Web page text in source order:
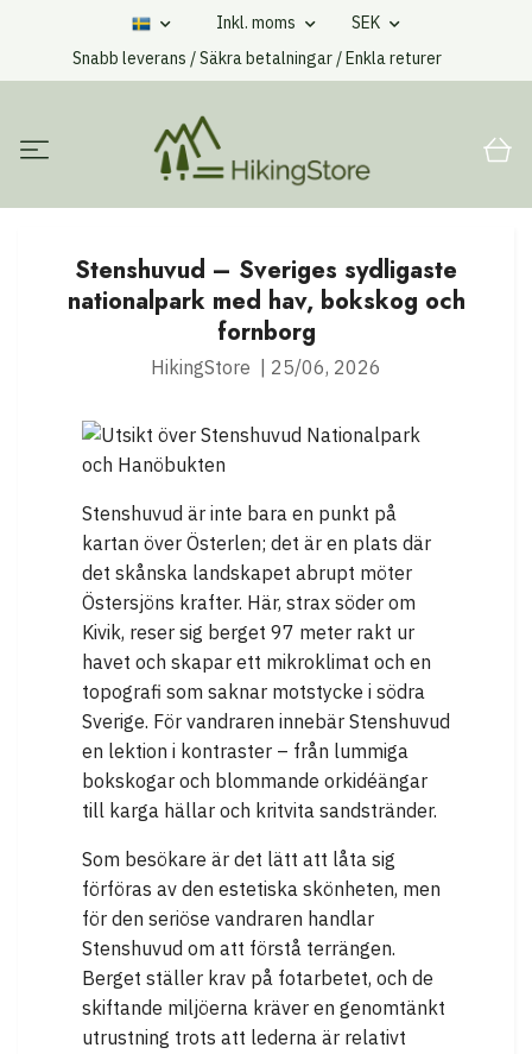
Inkl. moms
SEK
Snabb leverans / Säkra betalningar / Enkla returer
Stenshuvud – Sveriges sydligaste
nationalpark med hav, bokskog och
fornborg
HikingStore 25/06, 2026
Stenshuvud är inte bara en punkt på
kartan över Österlen; det är en plats där
det skånska landskapet abrupt möter
Östersjöns krafter. Här, strax söder om
Kivik, reser sig berget 97 meter rakt ur
havet och skapar ett mikroklimat och en
topografi som saknar motstycke i södra
Sverige. För vandraren innebär Stenshuvud
en lektion i kontraster – från lummiga
bokskogar och blommande orkidéängar
till karga hällar och kritvita sandstränder.
Som besökare är det lätt att låta sig
förföras av den estetiska skönheten, men
för den seriöse vandraren handlar
Stenshuvud om att förstå terrängen.
Berget ställer krav på fotarbetet, och de
skiftande miljöerna kräver en genomtänkt
utrustning trots att lederna är relativt